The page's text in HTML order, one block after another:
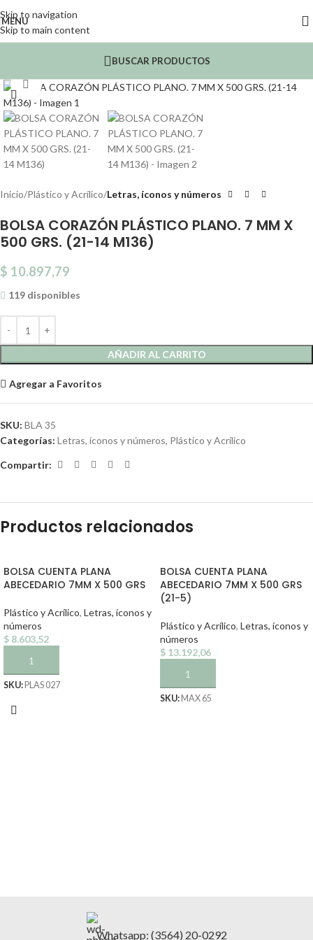
Skip to navigation
Skip to main content
MENU
BUSCAR PRODUCTOS
Click to enlarge
Inicio Plástico y Acrílico Letras, íconos y números
BOLSA CORAZÓN PLÁSTICO PLANO. 7 MM X
500 GRS. (21-14 M136)
$ 10.897,79
119 disponibles
AÑADIR AL CARRITO
Agregar a Favoritos
SKU: BLA 35
Categorías: Letras, íconos y números, Plástico y Acrílico
Compartir:
Productos relacionados
BOLSA CUENTA PLANA
ABECEDARIO 7MM X 500 GRS
Plástico y Acrílico, Letras, íconos y
números
$ 8.603,52
AÑADIR AL CARRITO
SKU: PLAS 027
BOLSA CUENTA PLANA
ABECEDARIO 7MM X 500 GRS
(21-5)
Plástico y Acrílico, Letras, íconos y
números
$ 13.192,06
AÑADIR AL CARRITO
SKU: MAX 65
Whatsapp: (3564) 20-0292